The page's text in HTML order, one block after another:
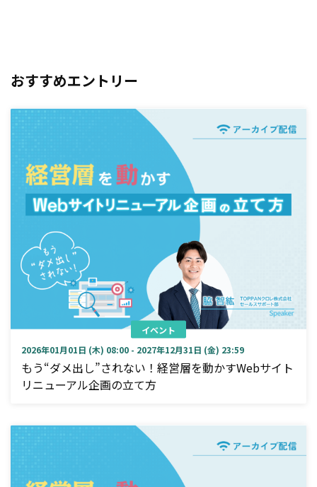
おすすめエントリー
イベント
2026年01月01日 (木) 08:00 - 2027年12月31日 (金) 23:59
もう“ダメ出し”されない！経営層を動かすWebサイト
リニューアル企画の立て方